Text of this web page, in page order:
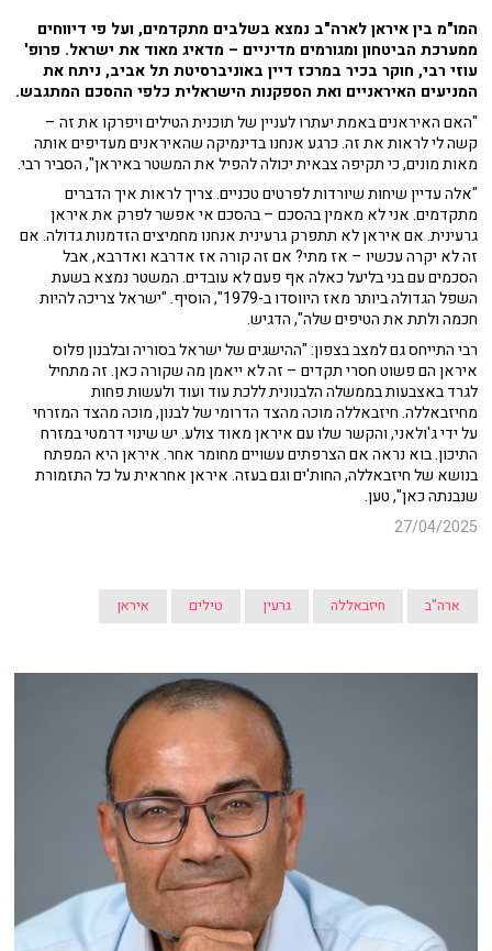
המו"מ בין איראן לארה"ב נמצא בשלבים מתקדמים, ועל פי דיווחים
ממערכת הביטחון ומגורמים מדיניים – מדאיג מאוד את ישראל. פרופ'
עוזי רבי, חוקר בכיר במרכז דיין באוניברסיטת תל אביב, ניתח את
המניעים האיראניים ואת הספקנות הישראלית כלפי ההסכם המתגבש.
"האם האיראנים באמת יעתרו לעניין של תוכנית הטילים ויפרקו את זה –
קשה לי לראות את זה. כרגע אנחנו בדינמיקה שהאיראנים מעדיפים אותה
מאות מונים, כי תקיפה צבאית יכולה להפיל את המשטר באיראן", הסביר רבי.
"אלה עדיין שיחות שיורדות לפרטים טכניים. צריך לראות איך הדברים
מתקדמים. אני לא מאמין בהסכם – בהסכם אי אפשר לפרק את איראן
גרעינית. אם איראן לא תתפרק גרעינית אנחנו מחמיצים הזדמנות גדולה. אם
זה לא יקרה עכשיו – אז מתי? אם זה קורה אז אדרבא ואדרבא, אבל
הסכמים עם בני בליעל כאלה אף פעם לא עובדים. המשטר נמצא בשעת
השפל הגדולה ביותר מאז היווסדו ב-1979", הוסיף. "ישראל צריכה להיות
חכמה ולתת את הטיפים שלה", הדגיש.
רבי התייחס גם למצב בצפון: "ההישגים של ישראל בסוריה ובלבנון פלוס
איראן הם פשוט חסרי תקדים – זה לא ייאמן מה שקורה כאן. זה מתחיל
לגרד באצבעות בממשלה הלבנונית ללכת עוד ועוד ולעשות פחות
מחיזבאללה. חיזבאללה מוכה מהצד הדרומי של לבנון, מוכה מהצד המזרחי
על ידי ג'ולאני, והקשר שלו עם איראן מאוד צולע. יש שינוי דרמטי במזרח
התיכון. בוא נראה אם הצרפתים עשויים מחומר אחר. איראן היא המפתח
בנושא של חיזבאללה, החות'ים וגם בעזה. איראן אחראית על כל התזמורת
שנבנתה כאן", טען.
27/04/2025
ארה"ב חיזבאללה גרעין טילים איראן